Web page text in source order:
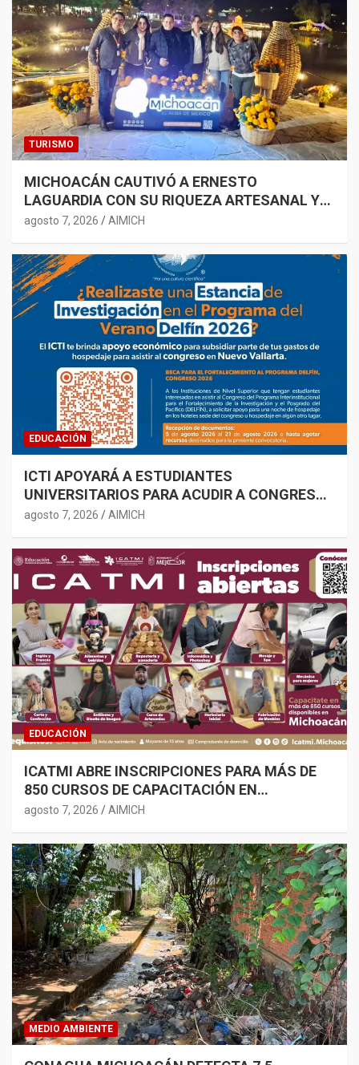
TURISMO
MICHOACÁN CAUTIVÓ A ERNESTO
LAGUARDIA CON SU RIQUEZA ARTESANAL Y
GASTRONÓMICA
agosto 7, 2026 AIMICH
EDUCACIÓN
ICTI APOYARÁ A ESTUDIANTES
UNIVERSITARIOS PARA ACUDIR A CONGRESO
ACADÉMICO
agosto 7, 2026 AIMICH
EDUCACIÓN
ICATMI ABRE INSCRIPCIONES PARA MÁS DE
850 CURSOS DE CAPACITACIÓN EN
MICHOACÁN
agosto 7, 2026 AIMICH
MEDIO AMBIENTE